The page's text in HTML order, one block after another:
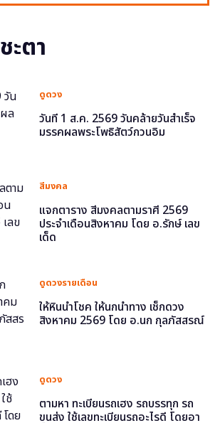
ะตา
ดูดวง
วันที่ 1 ส.ค. 2569 วันคล้ายวันสำเร็จ
มรรคผลพระโพธิสัตว์กวนอิม
สีมงคล
แจกตาราง สีมงคลตามราศี 2569
ประจำเดือนสิงหาคม โดย อ.รักษ์ เลข
เด็ด
ดูดวงรายเดือน
ให้หินนำโชค ให้นกนำทาง เช็กดวง
สิงหาคม 2569 โดย อ.นก กุลภัสสรณ์
ดูดวง
ตามหา ทะเบียนรถเฮง รถบรรทุก รถ
ขนส่ง ใช้เลขทะเบียนรถอะไรดี โดยอา